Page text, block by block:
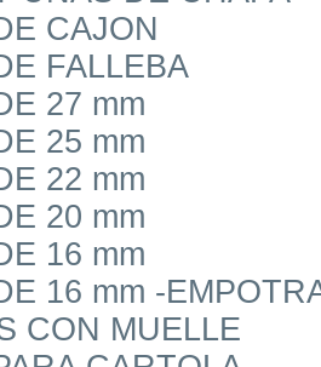
CAJON
FALLEBA
27 mm
25 mm
22 mm
20 mm
16 mm
16 mm -
CON MUELLE